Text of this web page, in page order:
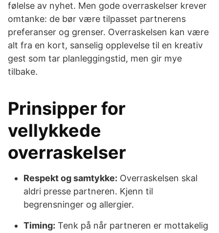
følelse av nyhet. Men gode overraskelser krever
omtanke: de bør være tilpasset partnerens
preferanser og grenser. Overraskelsen kan være
alt fra en kort, sanselig opplevelse til en kreativ
gest som tar planleggingstid, men gir mye
tilbake.
Prinsipper for
vellykkede
overraskelser
Respekt og samtykke: Overraskelsen skal
aldri presse partneren. Kjenn til
begrensninger og allergier.
Timing: Tenk på når partneren er mottakelig